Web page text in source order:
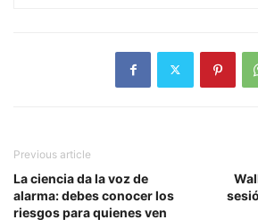
Previous article
La ciencia da la voz de
alarma: debes conocer los
riesgos para quienes ven